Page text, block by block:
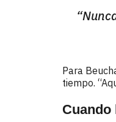
Para
tiempo.
Cuando